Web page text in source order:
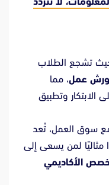
حيث تشجع الطلاب
عمل، مما
وتطبيق
سوق العمل، تُعد
مثاليًا لمن يسعى إلى
الأكاديمي